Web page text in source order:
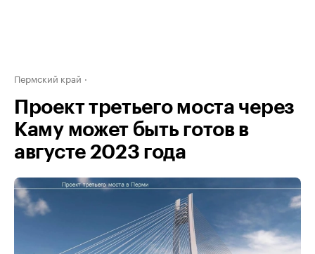
Пермский край
Проект третьего моста через
Каму может быть готов в
августе 2023 года